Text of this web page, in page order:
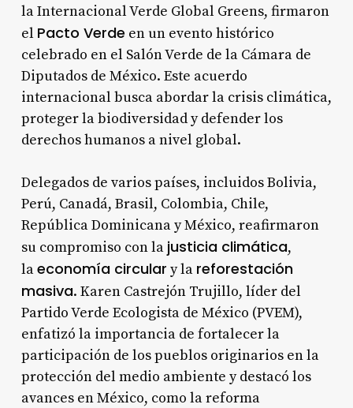
la Internacional Verde Global Greens, firmaron
el Pacto Verde en un evento histórico
celebrado en el Salón Verde de la Cámara de
Diputados de México. Este acuerdo
internacional busca abordar la crisis climática,
proteger la biodiversidad y defender los
derechos humanos a nivel global.
Delegados de varios países, incluidos Bolivia,
Perú, Canadá, Brasil, Colombia, Chile,
República Dominicana y México, reafirmaron
su compromiso con la justicia climática,
laeconomía circular y la reforestación
masiva. Karen Castrejón Trujillo, líder del
Partido Verde Ecologista de México (PVEM),
enfatizó la importancia de fortalecer la
participación de los pueblos originarios en la
protección del medio ambiente y destacó los
avances en México, como la reforma